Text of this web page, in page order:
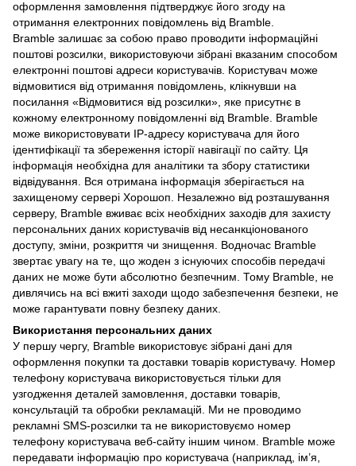
оформлення замовлення підтверджує його згоду на
отримання електронних повідомлень від Bramble.
Bramble залишає за собою право проводити інформаційні
поштові розсилки, використовуючи зібрані вказаним способом
електронні поштові адреси користувачів. Користувач може
відмовитися від отримання повідомлень, клікнувши на
посилання «Відмовитися від розсилки», яке присутнє в
кожному електронному повідомленні від Bramble. Bramble
може використовувати IP-адресу користувача для його
ідентифікації та збереження історії навігації по сайту. Ця
інформація необхідна для аналітики та збору статистики
відвідування. Вся отримана інформація зберігається на
захищеному сервері Хорошоп. Незалежно від розташування
серверу, Bramble вживає всіх необхідних заходів для захисту
персональних даних користувачів від несанкціонованого
доступу, зміни, розкриття чи знищення. Водночас Bramble
звертає увагу на те, що жоден з існуючих способів передачі
даних не може бути абсолютно безпечним. Тому Bramble, не
дивлячись на всі вжиті заходи щодо забезпечення безпеки, не
може гарантувати повну безпеку даних.
Використання персональних даних
У першу чергу, Bramble використовує зібрані дані для
оформлення покупки та доставки товарів користувачу. Номер
телефону користувача використовується тільки для
узгодження деталей замовлення, доставки товарів,
консультацій та обробки рекламацій. Ми не проводимо
рекламні SMS-розсилки та не використовуємо номер
телефону користувача веб-сайту іншим чином. Bramble може
передавати інформацію про користувача (наприклад, ім’я,